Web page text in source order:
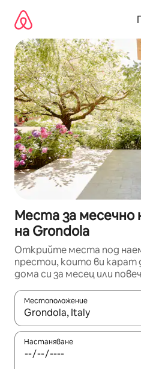
съдържанието
Места за месечно
на Grondola
Открийте места под
престои, които ви карат
дома си за месец или
Местоположение
Когато резултатите се
Настаняване